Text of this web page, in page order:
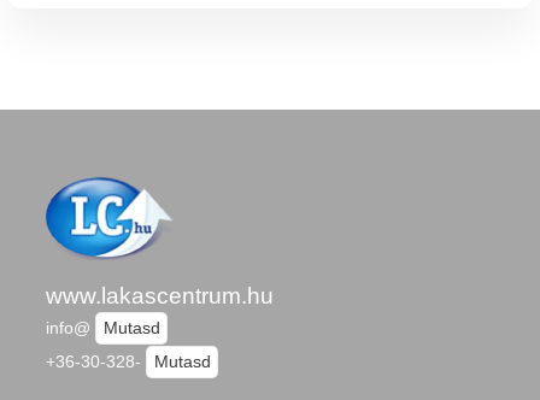
www.lakascentrum.hu
info@
Mutasd
+36-30-328-
Mutasd